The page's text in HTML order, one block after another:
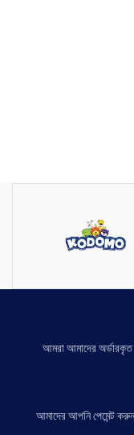
আমরা আমাদের অর্ডারকৃত
আমাদের আপনি পেমেন্ট